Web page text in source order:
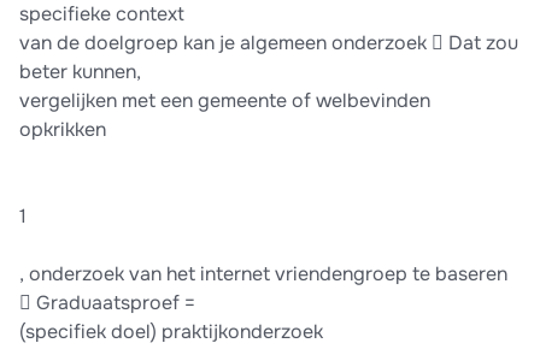
specifieke context
van de doelgroep kan je algemeen onderzoek  Dat zou
beter kunnen,
vergelijken met een gemeente of welbevinden
opkrikken
1
, onderzoek van het internet vriendengroep te baseren
 Graduaatsproef =
(specifiek doel) praktijkonderzoek